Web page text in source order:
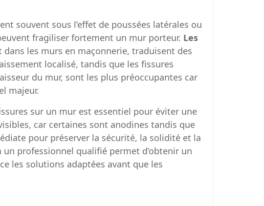
souvent sous l’effet de poussées latérales ou
fragiliser fortement un mur porteur. Les
dans les murs en maçonnerie, traduisent des
localisé, tandis que les fissures
du mur, sont les plus préoccupantes car
majeur.
sur un mur est essentiel pour éviter une
car certaines sont anodines tandis que
pour préserver la sécurité, la solidité et la
professionnel qualifié permet d’obtenir un
les solutions adaptées avant que les